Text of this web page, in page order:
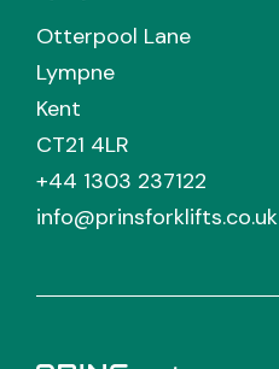
Otterpool Lane
Lympne
Kent
CT21 4LR
+44 1303 237122
info@prinsforklifts.co.uk